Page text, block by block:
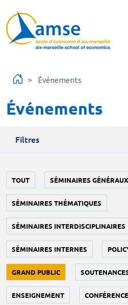
Événements
Événements
Filtres
TOUT SÉMINAIRES GÉNÉRAUX
SÉMINAIRES THÉMATIQUES
SÉMINAIRES INTERDISCIPLINAIRES
SÉMINAIRES INTERNES
GRAND PUBLIC
ENSEIGNEMENT